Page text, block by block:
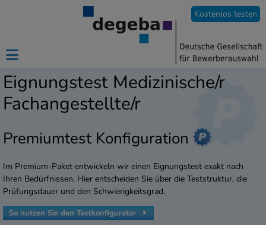
Kostenlos testen
Eignungstest Medizinische/r
Fachangestellte/r
Premiumtest Konfiguration
Im Premium-Paket entwickeln wir einen Eignungstest exakt nach
Ihren Bedürfnissen. Hier entscheiden Sie über die Teststruktur, die
Prüfungsdauer und den Schwierigkeitsgrad.
So nutzen Sie den Testkonfigurator